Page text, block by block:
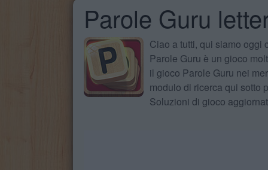
Parole Guru
Ciao a tutti, qui siamo oggi
Parole Guru è un gioco
il gioco Parole Guru nei
modulo di ricerca qui sotto
Soluzioni di gioco